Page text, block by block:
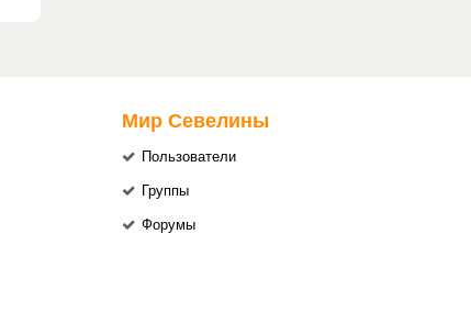
Мир Севелины
Пользователи
Группы
Форумы